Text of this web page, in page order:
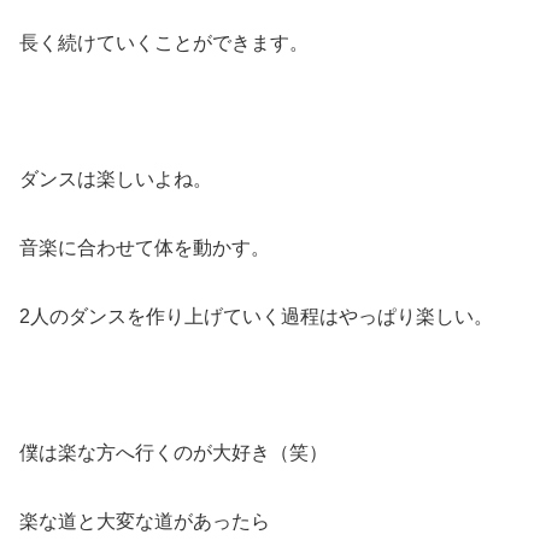
長く続けていくことができます。
ダンスは楽しいよね。
音楽に合わせて体を動かす。
2人のダンスを作り上げていく過程はやっぱり楽しい。
僕は楽な方へ行くのが大好き（笑）
楽な道と大変な道があったら